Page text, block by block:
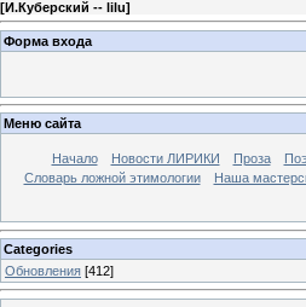
[И.Куберский -- lilu]
Форма входа
Меню сайта
Начало Новости ЛИРИКИ Проза
Словарь ложной этимологии
Наша
Categories
Обновления [412]